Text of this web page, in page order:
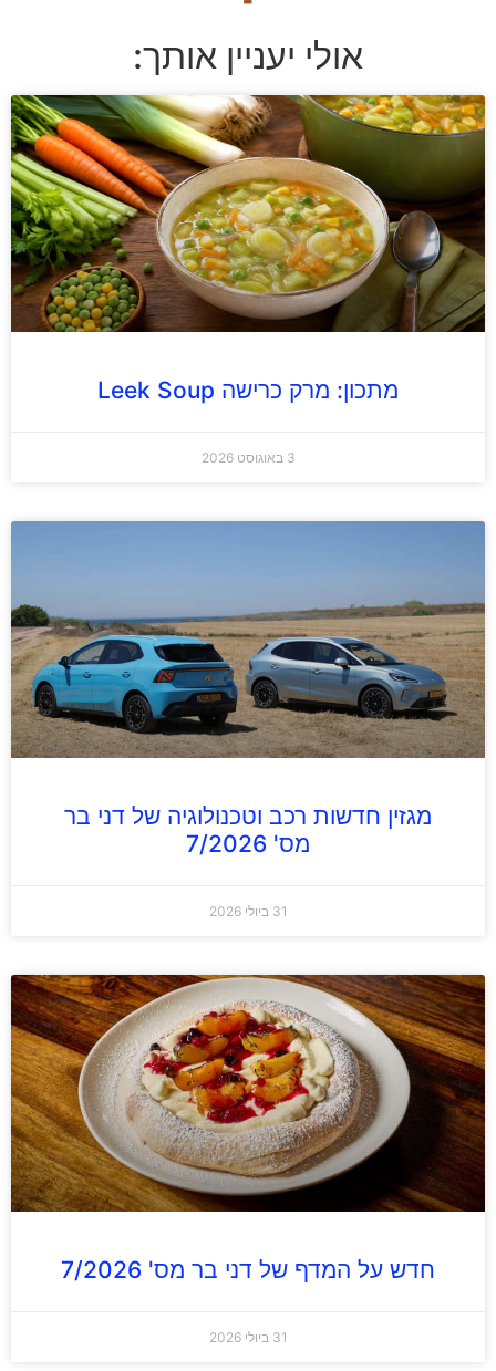
אולי יעניין אותך:
מתכון: מרק כרישה Leek Soup
3 באוגוסט 2026
מגזין חדשות רכב וטכנולוגיה של דני בר
מס' 7/2026
31 ביולי 2026
חדש על המדף של דני בר מס' 7/2026
31 ביולי 2026